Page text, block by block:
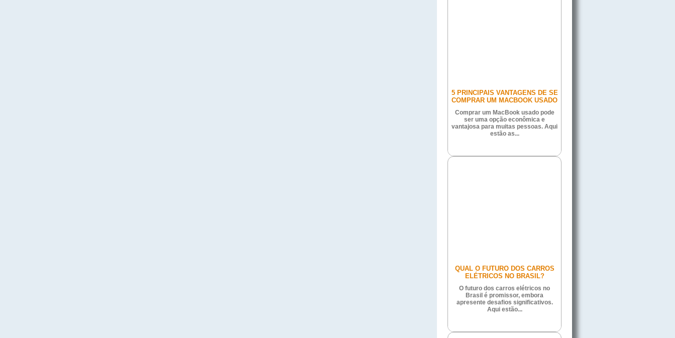
5 PRINCIPAIS VANTAGENS DE SE
COMPRAR UM MACBOOK USADO
Comprar um MacBook usado pode
ser uma opção econômica e
vantajosa para muitas pessoas. Aqui
estão as...
QUAL O FUTURO DOS CARROS
ELÉTRICOS NO BRASIL?
O futuro dos carros elétricos no
Brasil é promissor, embora
apresente desafios significativos.
Aqui estão...